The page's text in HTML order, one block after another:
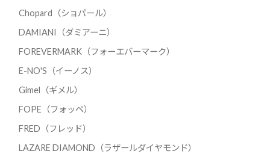
Chopard（ショパール）
DAMIANI（ダミアーニ）
FOREVERMARK（フォーエバーマーク）
E-NO'S（イーノス）
Gimel（ギメル）
FOPE（フォッペ）
FRED（フレッド）
LAZARE DIAMOND（ラザールダイヤモンド）